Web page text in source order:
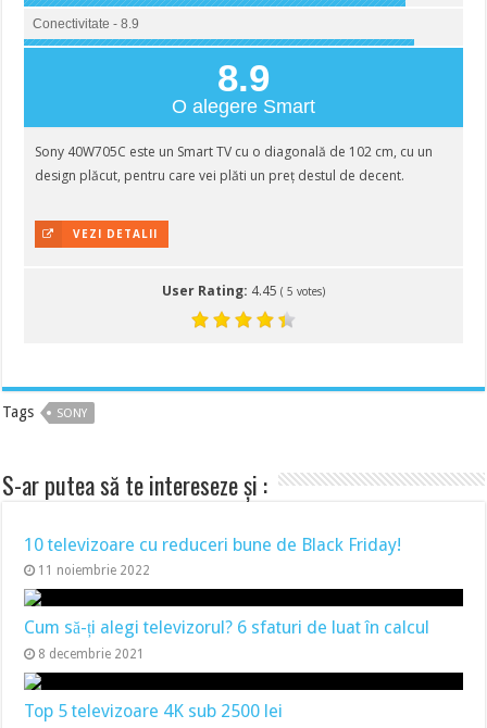
Conectivitate - 8.9
8.9
O alegere Smart
Sony 40W705C este un Smart TV cu o diagonală de 102 cm, cu un
design plăcut, pentru care vei plăti un preț destul de decent.
VEZI DETALII
User Rating: 4.45 ( 5 votes)
Tags SONY
S-ar putea să te intereseze și :
10 televizoare cu reduceri bune de Black Friday!
11 noiembrie 2022
Cum să-ți alegi televizorul? 6 sfaturi de luat în calcul
8 decembrie 2021
Top 5 televizoare 4K sub 2500 lei